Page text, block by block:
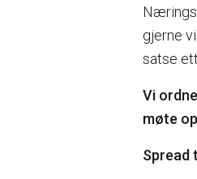
gjerne
satse
Vi
møte
Spread